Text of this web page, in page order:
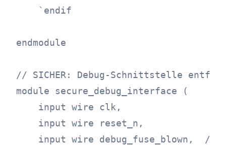
    `endif
endmodule
// SICHER: Debug-Schnittstelle
module secure_debug_interface (
    input wire clk,
    input wire reset_n,
input wire debug_fuse_blown,  //